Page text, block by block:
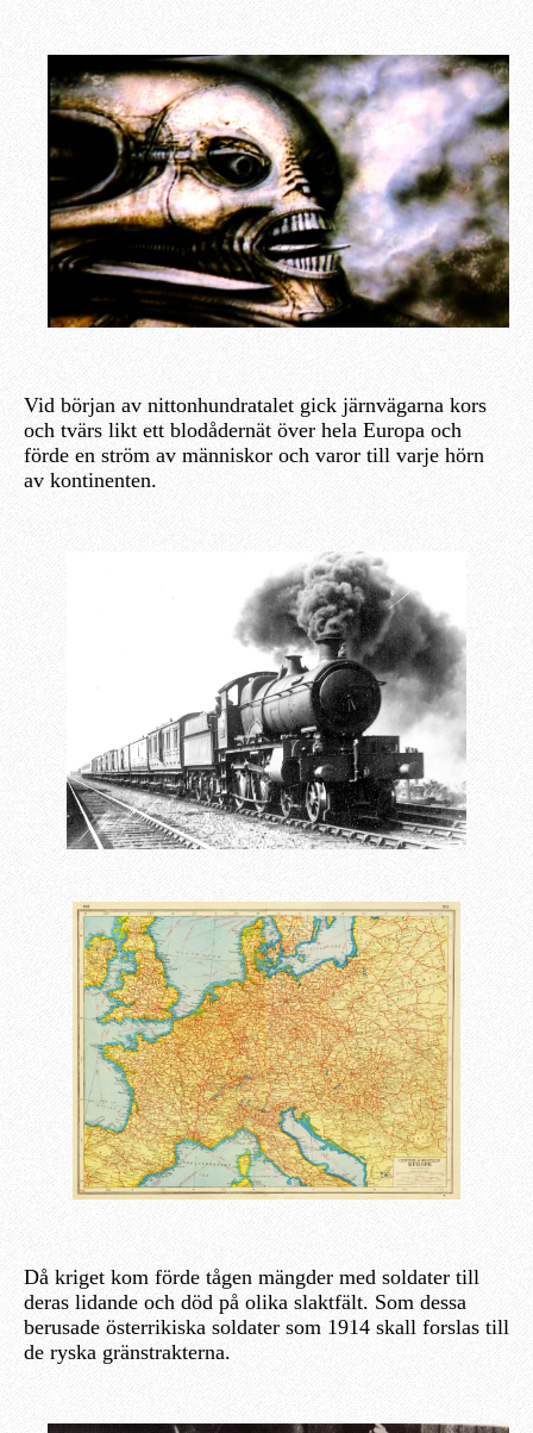
Vid början av nittonhundratalet gick järnvägarna kors
och tvärs likt ett blodådernät över hela Europa och
förde en ström av människor och varor till varje hörn
av kontinenten.
Då kriget kom förde tågen mängder med soldater till
deras lidande och död på olika slaktfält. Som dessa
berusade österrikiska soldater som 1914 skall forslas till
de ryska gränstrakterna.